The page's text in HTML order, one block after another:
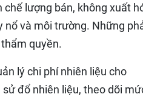
lượng bán, không xuất
nổ và môi trường. Những
quyền.
lý chi phí nhiên liệu cho
đổ nhiên liệu, theo dõi